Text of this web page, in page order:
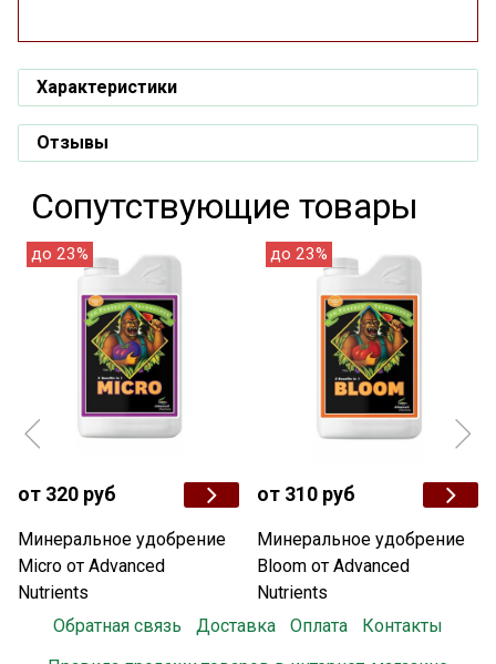
Характеристики
Отзывы
Сопутствующие товары
до 23%
от 320 руб
Минеральное удобрение
Micro от Advanced
Nutrients
до 23%
от 310 руб
Минеральное удобрение
Bloom от Advanced
Nutrients
Обратная связь
Доставка Оплата
Контакты